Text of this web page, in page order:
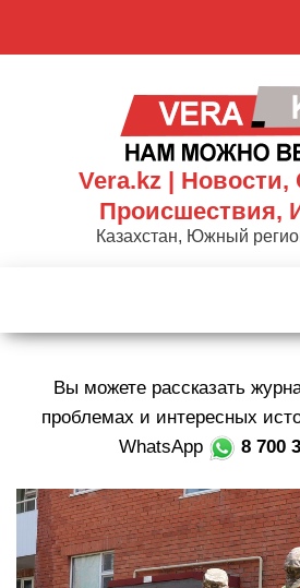
Vera.kz |
Происшествия,
Казахстан, Южный
Вы можете рассказать
проблемах и интересных
WhatsApp
8 700